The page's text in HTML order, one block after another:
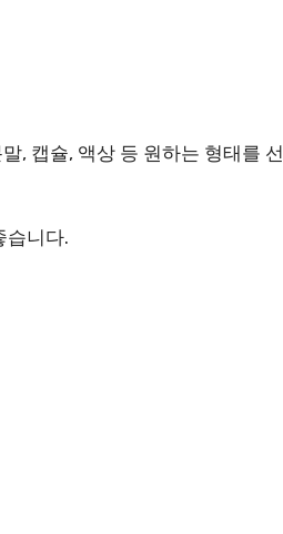
, 캡슐, 액상 등 원하는 형태를 선
습니다.